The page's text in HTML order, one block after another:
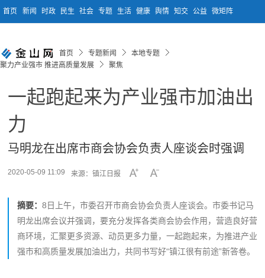
首页 新闻 时政 民生 社会 专题 生活 健康 舆情 知交 公益 微矩阵
首页 专题新闻
本地专题
聚力产业强市 推进高质量发展
聚焦
一起跑起来为产业强市加油出
力
马明龙在出席市商会协会负责人座谈会时强调
2020-05-09 11:09 来源：镇江日报
摘要：8日上午，市委召开市商会协会负责人座谈会。市委书记马
明龙出席会议并强调，要充分发挥各类商会协会作用，营造良好营
商环境，汇聚更多资源、动员更多力量，一起跑起来，为推进产业
强市和高质量发展加油出力，共同书写好“镇江很有前途”新答卷。